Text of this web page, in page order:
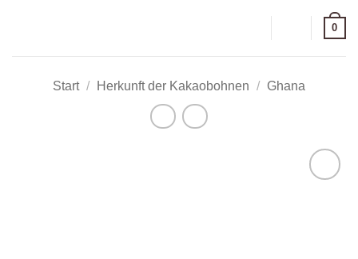
0
Start / Herkunft der Kakaobohnen / Ghana